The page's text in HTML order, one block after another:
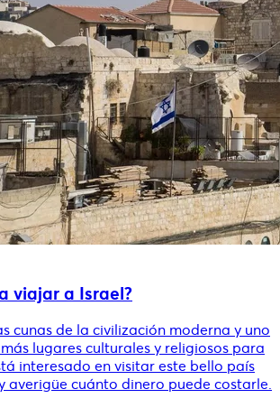
viajar a Israel?
cunas de la civilización moderna y uno
lugares culturales y religiosos para
interesado en visitar este bello país
averigüe cuánto dinero puede costarle.